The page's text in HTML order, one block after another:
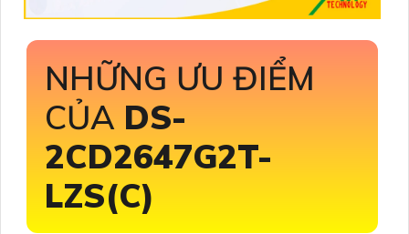
NHỮNG ƯU ĐIỂM
CỦA DS-
2CD2647G2T-
LZS(C)